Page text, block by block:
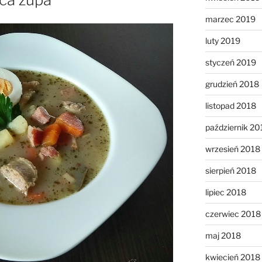
marzec 2019
luty 2019
styczeń 2019
grudzień 2018
listopad 2018
październik
wrzesień 2018
sierpień 2018
lipiec 2018
czerwiec 2018
maj 2018
kwiecień 2018